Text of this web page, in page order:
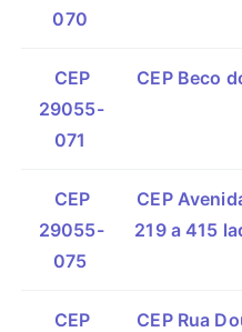
070
CEP
29055-
071
CEP Beco
CEP
29055-
075
CEP
219 a 415
CEP
CEP Rua